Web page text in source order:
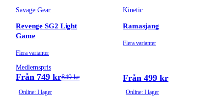
Savage Gear
Revenge SG2 Light
Game
Flera varianter
Medlemspris
Från 749 kr849 kr
Online: I lager
Kinetic
Ramasjang
Flera varianter
Från 499 kr
Online: I lager